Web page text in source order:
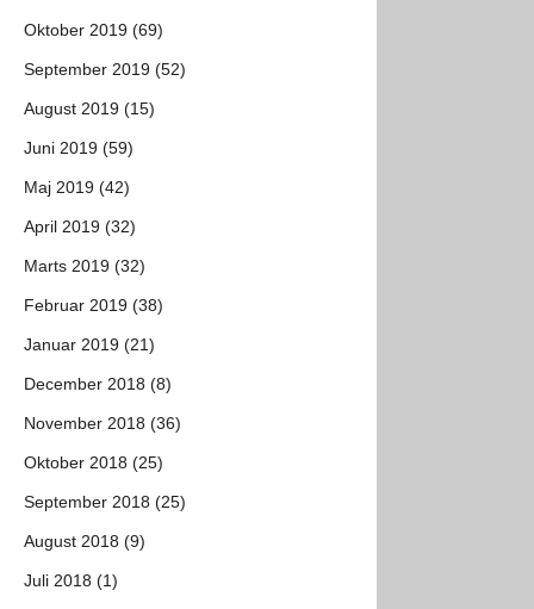
Oktober 2019 (69)
September 2019 (52)
August 2019 (15)
Juni 2019 (59)
Maj 2019 (42)
April 2019 (32)
Marts 2019 (32)
Februar 2019 (38)
Januar 2019 (21)
December 2018 (8)
November 2018 (36)
Oktober 2018 (25)
September 2018 (25)
August 2018 (9)
Juli 2018 (1)